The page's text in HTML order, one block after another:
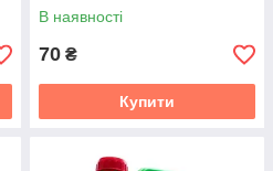
В наявності
70 ₴
Купити